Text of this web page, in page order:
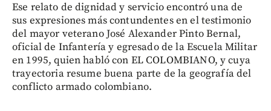
Ese relato de dignidad y servicio encontró una de
sus expresiones más contundentes en el testimonio
del mayor veterano José Alexander Pinto Bernal,
oficial de Infantería y egresado de la Escuela Militar
en 1995, quien habló con EL COLOMBIANO, y cuya
trayectoria resume buena parte de la geografía del
conflicto armado colombiano.